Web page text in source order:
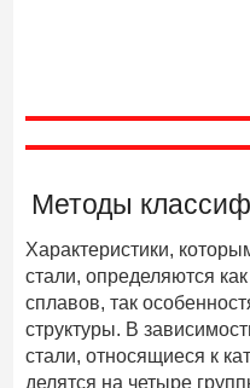
Методы
Характеристики,
стали, определяются
сплавов, так
структуры. В
стали, относящиеся к
делятся на четыре